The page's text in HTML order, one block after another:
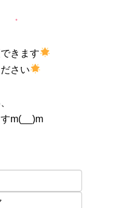
きます
さい
m(__)m